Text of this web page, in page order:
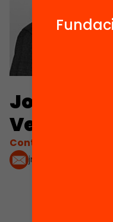
Josep
Verdú
Contacta'm:
jmvilalta@acup.cat